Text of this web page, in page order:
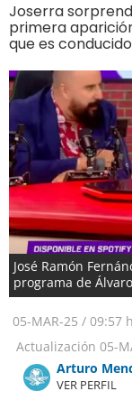
Joserra
primera
que es
José Ramón
programa de
05-MAR-25 / 09:57
Actualización 05-
Arturo
VER PERFIL